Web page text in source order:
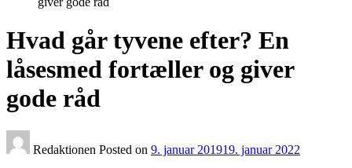
Hvad går tyvene efter? En
låsesmed fortæller og giver
gode råd
Redaktionen Posted on 9. januar 201919. januar 2022